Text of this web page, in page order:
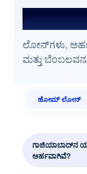
ಆಗಾಗ್ಗೆ
ಲೋನ್‌ಗಳು,
ಮತ್ತು
ಹೋಮ್ ಲೋನ್‌
ಗಾಜಿಯಾಬಾದ್‌ನ
ಅರ್ಹವಾಗಿವೆ?